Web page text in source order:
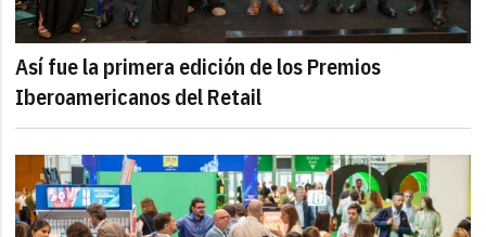
Así fue la primera edición de los Premios
Iberoamericanos del Retail